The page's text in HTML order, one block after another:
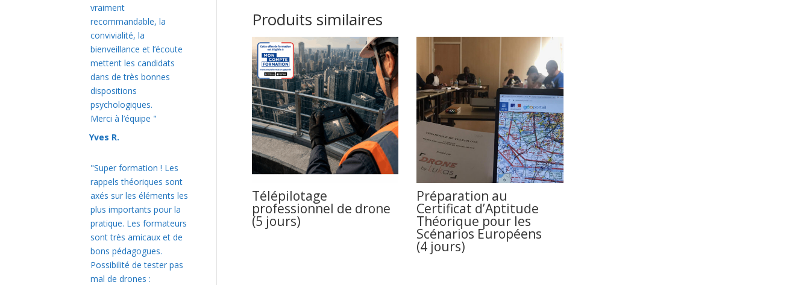
Produits similaires
Télépilotage
professionnel de drone
(5 jours)
Préparation au
Certificat d’Aptitude
Théorique pour les
Scénarios Européens
(4 jours)
vraiment
recommandable, la
convivialité, la
bienveillance et l’écoute
mettent les candidats
dans de très bonnes
dispositions
psychologiques.
Merci à l’équipe "
Yves R.
"Super formation ! Les
rappels théoriques sont
axés sur les éléments les
plus importants pour la
pratique. Les formateurs
sont très amicaux et de
bons pédagogues.
Possibilité de tester pas
mal de drones :